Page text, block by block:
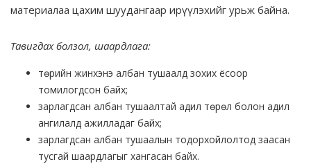
материалаа цахим шуудангаар ирүүлэхийг урьж байна.
Тавигдах болзол, шаардлага:
төрийн жинхэнэ албан тушаалд зохих ёсоор
томилогдсон байх;
зарлагдсан албан тушаалтай адил төрөл болон адил
ангилалд ажилладаг байх;
зарлагдсан албан тушаалын тодорхойлолтод заасан
тусгай шаардлагыг хангасан байх.